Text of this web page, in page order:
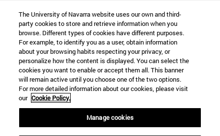
The University of Navarra website uses our own and third-
party cookies to store and retrieve information when you
browse. Different types of cookies have different purposes.
For example, to identify you as a user, obtain information
about your browsing habits respecting your privacy, or
personalize how the content is displayed. You can select the
cookies you want to enable or accept them all. This banner
will remain active until you choose one of the two options.
For more detailed information about our cookies, please visit
our Cookie Policy.
Manage cookies